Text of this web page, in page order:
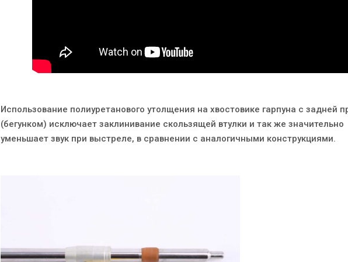
Использование полиуретанового утолщения на хвостовике гарпуна с задней
(бегунком) исключает заклинивание скользящей втулки и так же значительно
уменьшает звук при выстреле, в сравнении с аналогичными конструкциями.